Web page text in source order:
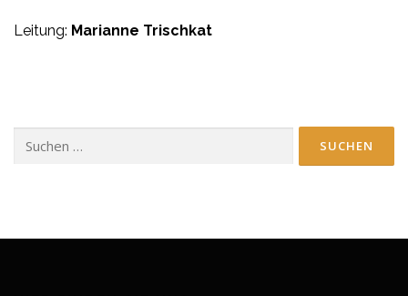
Leitung: Marianne Trischkat
nach: